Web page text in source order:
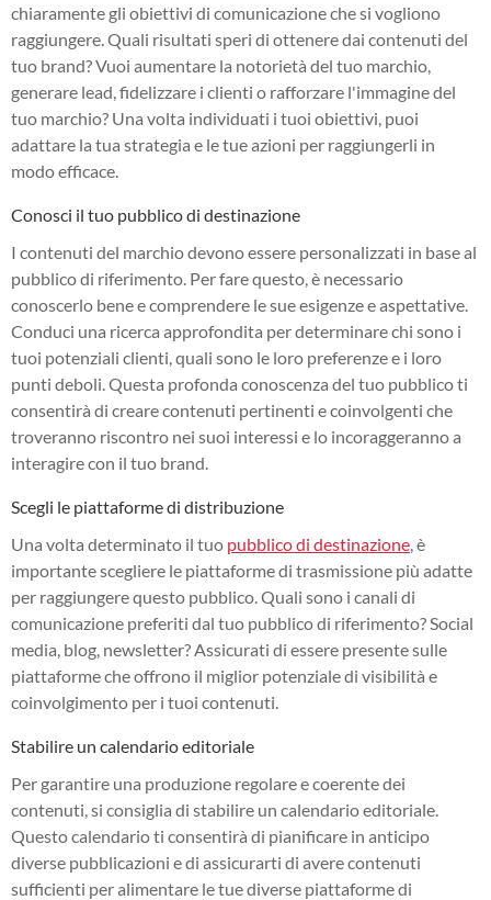
chiaramente gli obiettivi di comunicazione che si vogliono
raggiungere. Quali risultati speri di ottenere dai contenuti del
tuo brand? Vuoi aumentare la notorietà del tuo marchio,
generare lead, fidelizzare i clienti o rafforzare l'immagine del
tuo marchio? Una volta individuati i tuoi obiettivi, puoi
adattare la tua strategia e le tue azioni per raggiungerli in
modo efficace.
Conosci il tuo pubblico di destinazione
I contenuti del marchio devono essere personalizzati in base al
pubblico di riferimento. Per fare questo, è necessario
conoscerlo bene e comprendere le sue esigenze e aspettative.
Conduci una ricerca approfondita per determinare chi sono i
tuoi potenziali clienti, quali sono le loro preferenze e i loro
punti deboli. Questa profonda conoscenza del tuo pubblico ti
consentirà di creare contenuti pertinenti e coinvolgenti che
troveranno riscontro nei suoi interessi e lo incoraggeranno a
interagire con il tuo brand.
Scegli le piattaforme di distribuzione
Una volta determinato il tuo pubblico di destinazione , è
importante scegliere le piattaforme di trasmissione più adatte
per raggiungere questo pubblico. Quali sono i canali di
comunicazione preferiti dal tuo pubblico di riferimento? Social
media, blog, newsletter? Assicurati di essere presente sulle
piattaforme che offrono il miglior potenziale di visibilità e
coinvolgimento per i tuoi contenuti.
Stabilire un calendario editoriale
Per garantire una produzione regolare e coerente dei
contenuti, si consiglia di stabilire un calendario editoriale.
Questo calendario ti consentirà di pianificare in anticipo
diverse pubblicazioni e di assicurarti di avere contenuti
sufficienti per alimentare le tue diverse piattaforme di